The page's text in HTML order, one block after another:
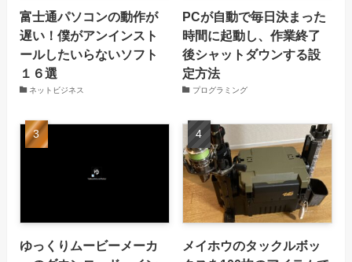
富士通パソコンの動作が
遅い！僕がアンインスト
ールしたいらないソフト
１６選
ネットビジネス
PCが自動で毎日決まった
時間に起動し、作業終了
後シャットダウンする設
定方法
プログラミング
ゆっくりムービーメーカ
メイホウのタックルボッ